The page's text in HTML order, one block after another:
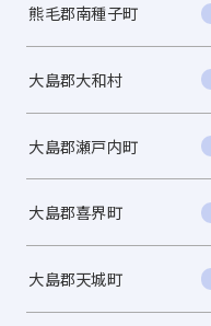
熊毛郡南種子町
大島郡大和村
大島郡瀬戸内町
大島郡喜界町
大島郡天城町